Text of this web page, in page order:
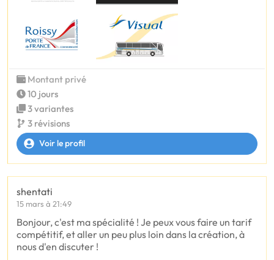
Montant privé
10 jours
3 variantes
3 révisions
Voir le profil
shentati
15 mars à 21:49
Bonjour, c'est ma spécialité ! Je peux vous faire un tarif
compétitif, et aller un peu plus loin dans la création, à
nous d'en discuter !